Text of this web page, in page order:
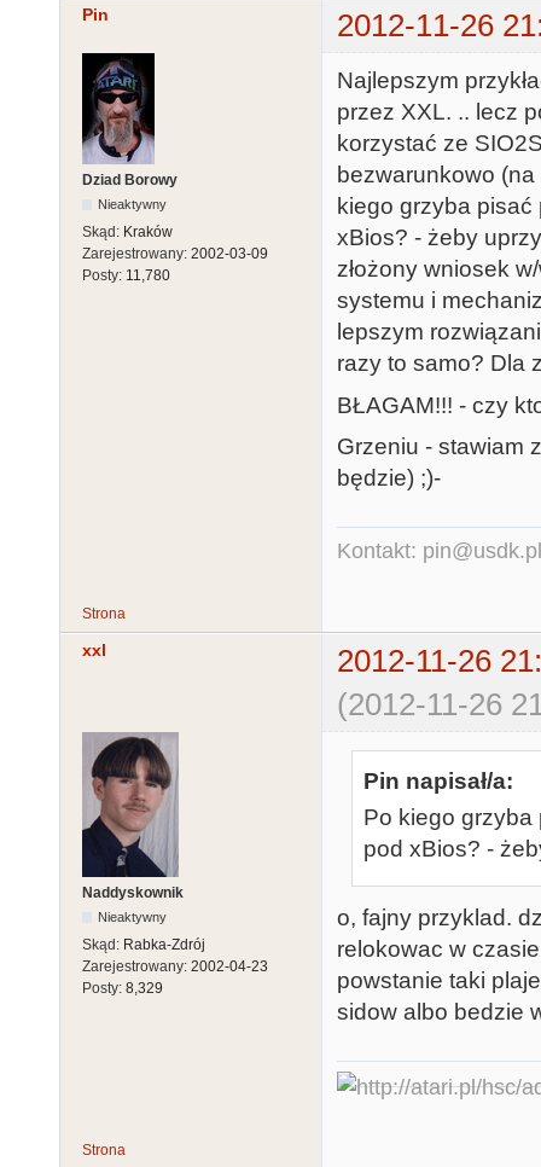
Pin 2012-11-26
Dziad Borowy
Nieaktywny
Skąd: Kraków
Zarejestrowany: 2002-03-09
Posty: 11,780
Najlepszym
przez XXL. .. lecz
korzystać ze
bezwarunkowo
kiego grzyba
xBios? - żeby
złożony wniosek
systemu i
lepszym
razy to samo? Dla
BŁAGAM!!! - czy
Grzeniu - stawiam
będzie) ;)-
Kontakt: pin@usdk.pl
Strona
xxl
2012-11-26
(2012-11-26
Naddyskownik
Nieaktywny
Skąd: Rabka-Zdrój
Zarejestrowany: 2002-04-23
Posty: 8,329
Pin napisał/a:
Po kiego grzyba
pod xBios? -
o, fajny przyklad.
relokowac w
powstanie taki
sidow albo bedzie
Strona